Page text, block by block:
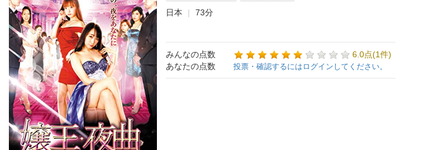
日本 73分
みんなの点数
6.0点(1件)
あなたの点数
投票・確認するにはログインしてください。